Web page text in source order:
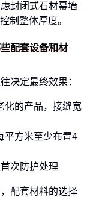
封闭式石材幕墙
制整体厚度。
配套设备和材
决定最终效果：
化的产品，接缝宽
平方米至少布置4
次防护处理
配套材料的选择